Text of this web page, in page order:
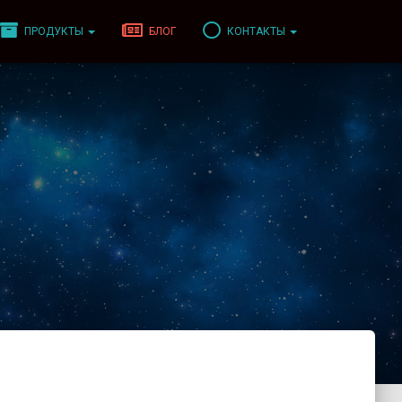
ПРОДУКТЫ БЛОГ КОНТАКТЫ